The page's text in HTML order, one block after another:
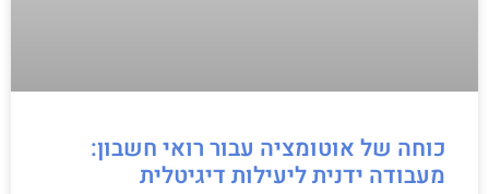
כוחה של אוטומציה עבור רואי חשבון:
מעבודה ידנית ליעילות דיגיטלית